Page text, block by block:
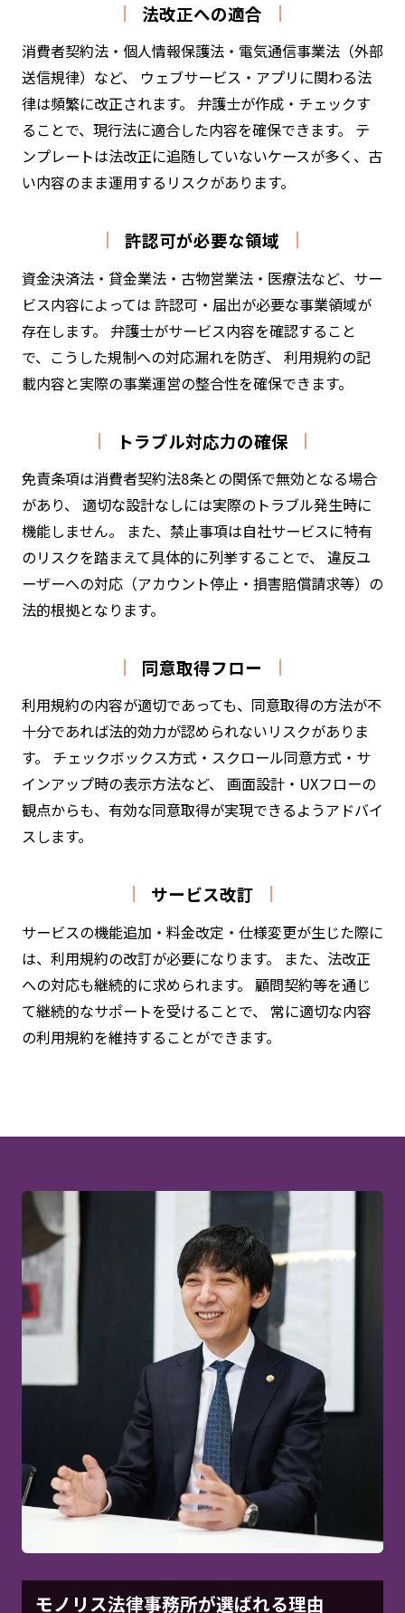
法改正への適合
消費者契約法・個人情報保護法・電気通信事業法（外部
送信規律）など、 ウェブサービス・アプリに関わる法
律は頻繁に改正されます。 弁護士が作成・チェックす
ることで、現行法に適合した内容を確保できます。 テ
ンプレートは法改正に追随していないケースが多く、古
い内容のまま運用するリスクがあります。
許認可が必要な領域
資金決済法・貸金業法・古物営業法・医療法など、サー
ビス内容によっては 許認可・届出が必要な事業領域が
存在します。 弁護士がサービス内容を確認すること
で、こうした規制への対応漏れを防ぎ、 利用規約の記
載内容と実際の事業運営の整合性を確保できます。
トラブル対応力の確保
免責条項は消費者契約法8条との関係で無効となる場合
があり、 適切な設計なしには実際のトラブル発生時に
機能しません。 また、禁止事項は自社サービスに特有
のリスクを踏まえて具体的に列挙することで、 違反ユ
ーザーへの対応（アカウント停止・損害賠償請求等）の
法的根拠となります。
同意取得フロー
利用規約の内容が適切であっても、同意取得の方法が不
十分であれば法的効力が認められないリスクがありま
す。 チェックボックス方式・スクロール同意方式・サ
インアップ時の表示方法など、 画面設計・UXフローの
観点からも、有効な同意取得が実現できるようアドバイ
スします。
サービス改訂
サービスの機能追加・料金改定・仕様変更が生じた際に
は、利用規約の改訂が必要になります。 また、法改正
への対応も継続的に求められます。 顧問契約等を通じ
て継続的なサポートを受けることで、 常に適切な内容
の利用規約を維持することができます。
モノリス法律事務所が選ばれる理由